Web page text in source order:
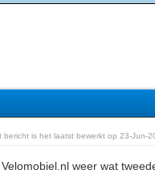
bericht is het laatst bewerkt op 23-Jun-
weer wat